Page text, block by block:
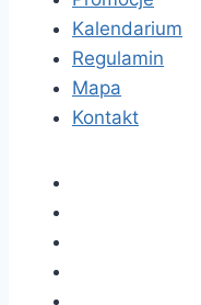
Kalendarium
Regulamin
Mapa
Kontakt